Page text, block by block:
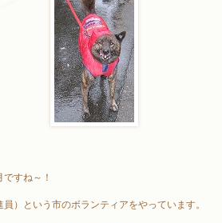
すね～！
）という市のボランティアをやっています。